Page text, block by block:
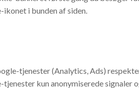
i bunden af siden.
tjenester (Analytics, Ads)
kun anonymiserede signaler